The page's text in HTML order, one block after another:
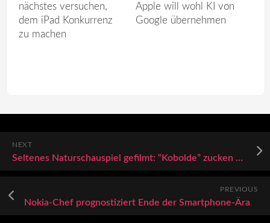
nächstes versuchen,
dem iPad Konkurrenz
zu machen
Apple will wohl KI von
Google übernehmen
NEXT
Seltenes Naturschauspiel gefilmt: “Kobolde” zucken blau und rot über Tibets Himmel
PREVIOUS
Nokia-Chef prognostiziert Ende der Smartphone-Ära